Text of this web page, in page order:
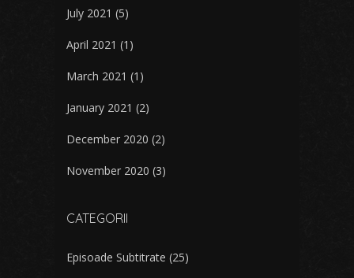
July 2021 (5)
April 2021 (1)
March 2021 (1)
January 2021 (2)
December 2020 (2)
November 2020 (3)
CATEGORII
Episoade Subtitrate (25)